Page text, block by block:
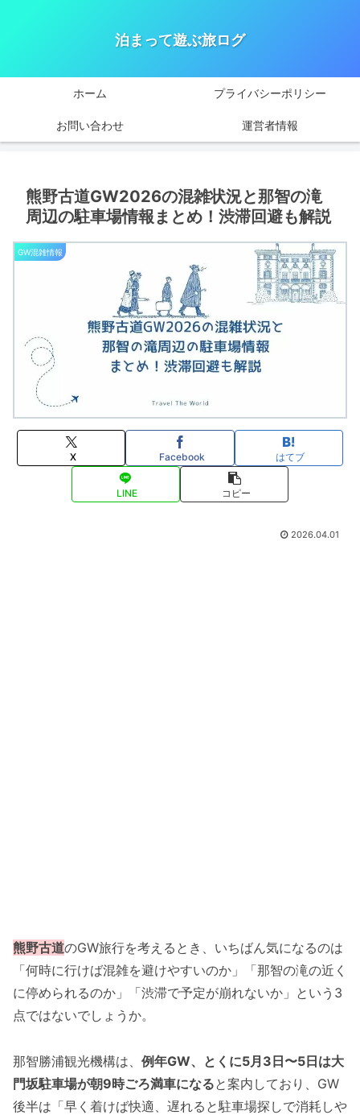
泊まって遊ぶ旅ログ
ホーム プライバシーポリシー
お問い合わせ 運営者情報
熊野古道GW2026の混雑状況と那智の滝
周辺の駐車場情報まとめ！渋滞回避も解説
GW混雑情報
X Facebook はてブ
LINE コピー
2026.04.01
熊野古道のGW旅行を考えるとき、いちばん気になるのは
「何時に行けば混雑を避けやすいのか」「那智の滝の近く
に停められるのか」「渋滞で予定が崩れないか」という3
点ではないでしょうか。
那智勝浦観光機構は、 例年GW、とくに5月3日〜5日は大
門坂駐車場が朝9時ごろ満車になると案内しており、GW
後半は「早く着けば快適、遅れると駐車場探しで消耗しや